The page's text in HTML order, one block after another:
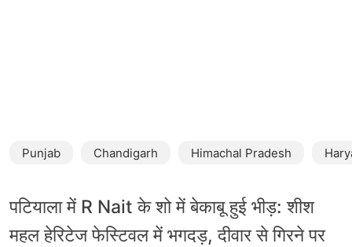
Punjab Chandigarh Himachal Pradesh
पटियाला में R Nait के शो में बेकाबू हुई भीड़: शीश
महल हेरिटेज फेस्टिवल में भगदड़, दीवार से गिरने पर